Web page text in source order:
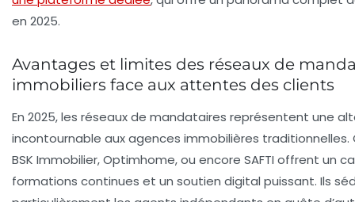
en 2025.
Avantages et limites des réseaux de
immobiliers face aux attentes des clients
En 2025, les réseaux de mandataires représentent une
incontournable aux agences immobilières
BSK Immobilier, Optimhome, ou encore SAFTI offrent un
formations continues et un soutien digital puissant. Ils